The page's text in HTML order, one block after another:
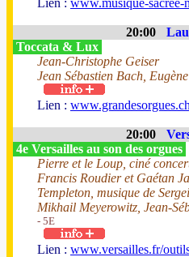
Lien : www.musique-sacree-
20:00
Toccata & Lux
Jean-Christophe Geiser
Jean Sébastien Bach,
Lien :
20:00
4e Versailles au son des orgues
Pierre et le Loup, ciné
Francis Roudier et Gaétan
Templeton, musique de
Mikhail Meyerowitz, Jean-
- 5E
Lien : www.versailles.fr/